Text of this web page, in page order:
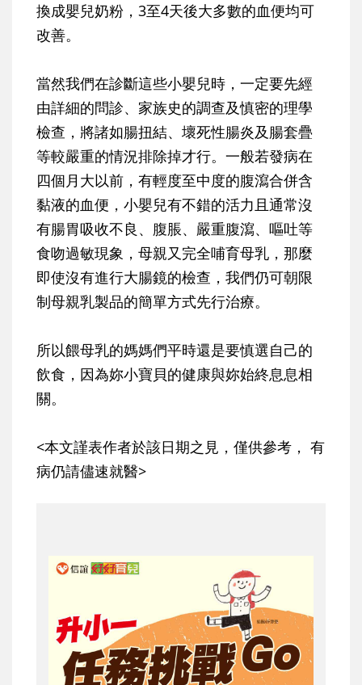
換成嬰兒奶粉，3至4天後大多數的血便均可
改善。
當然我們在診斷這些小嬰兒時，一定要先經
由詳細的問診、家族史的調查及慎密的理學
檢查，將諸如腸扭結、壞死性腸炎及腸套疊
等較嚴重的情況排除掉才行。一般若發病在
四個月大以前，有輕度至中度的腹瀉合併含
黏液的血便，小嬰兒有不錯的活力且通常沒
有腸胃吸收不良、腹脹、嚴重腹瀉、嘔吐等
食吻過敏現象，母親又完全哺育母乳，那麼
即使沒有進行大腸鏡的檢查，我們仍可朝限
制母親乳製品的簡單方式先行治療。
所以餵母乳的媽媽們平時還是要慎選自己的
飲食，因為妳小寶貝的健康與妳始終息息相
關。
<本文謹表作者於該日期之見，僅供參考， 有
病仍請儘速就醫>